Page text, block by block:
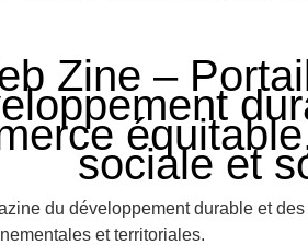
Zine –
sociale et
du développement durable et
et territoriales.